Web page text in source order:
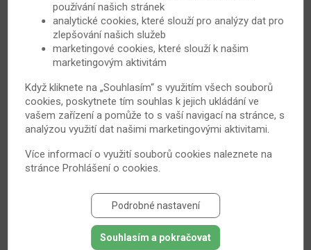
Videa
VŠECHNA VIDEA
Nesteroidními antiflogistiky
používání našich stránek
analytické cookies, které slouží pro analýzy dat pro
zlepšování našich služeb
marketingové cookies, které slouží k našim
marketingovým aktivitám
Když kliknete na „Souhlasím“ s využitím všech souborů
cookies, poskytnete tím souhlas k jejich ukládání ve
vašem zařízení a pomůže to s vaší navigací na stránce, s
analýzou využití dat našimi marketingovými aktivitami.
Více informací o využití souborů cookies naleznete na
stránceProhlášení o cookies.
Podrobné nastavení
Souhlasím a pokračovat